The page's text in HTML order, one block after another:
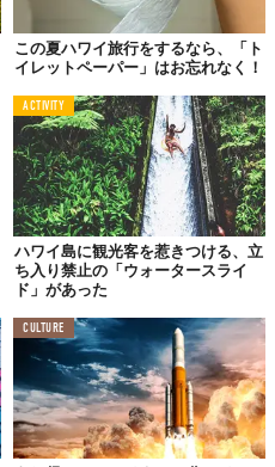
この夏ハワイ旅行をするなら、「ト
イレットペーパー」はお忘れなく！
ACTIVITY
ハワイ島に観光客を惹きつける、立
ち入り禁止の「ウォータースライ
ド」があった
CULTURE